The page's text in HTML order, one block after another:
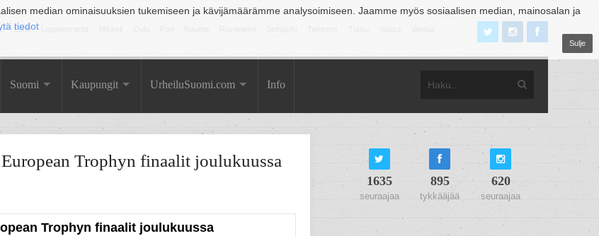
median ominaisuuksien tukemiseen ja kävijämäärämme analysoimiseen. Jaamme myös sosiaalisen median, mainosalan ja
tiedot
Sulje
Lahti
Suomi Kaupungit UrheiluSuomi.com Info
Trophyn finaalit joulukuussa
Trophyn finaalit joulukuussa
1635
seuraajaa
895
tykkääjää
620
seuraajaa